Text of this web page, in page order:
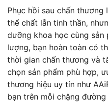
Phục hồi sau chấn
thể chất lẫn tinh thần,
dưỡng khoa học cùng sản
lượng, bạn hoàn toàn có
thời gian chấn thương và
chọn sản phẩm phù hợp,
thương hiệu uy tín như
bạn trên mỗi chặng